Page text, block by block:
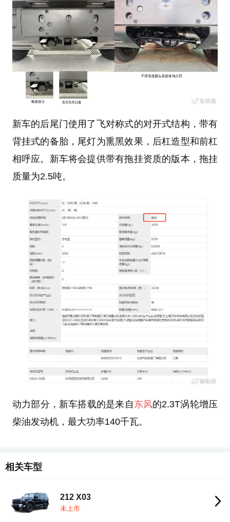
新车的后尾门使用了飞对称式的对开式结构，带有
背挂式的备胎，尾灯为熏黑效果，后杠造型和前杠
相呼应。新车将会提供带有拖挂资质的版本，拖挂
质量为2.5吨。
动力部分，新车搭载的是来自 东风的2.3T涡轮增压
柴油发动机，最大功率140千瓦。
相关车型
212 X03
未上市